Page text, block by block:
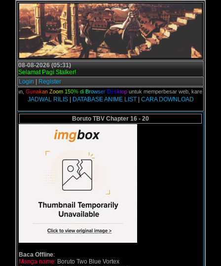
08-08-2026 (05:31)
Selamat Pagi Stalker!
Login
Register
kalian,G unakan Zoom 150% di Browser D esktopuntuk memperbesar web, karena
JADWAL RILIS| DATABASE ANIME LIST| CARA DOWNLOAD
Boruto TBV Chapter 16 - 20
Baca Offline:
Manga name: Boruto Two Blue Vortex